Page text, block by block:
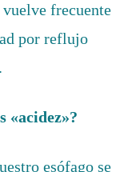
frecuente
por reflujo
«acidez»?
esófago se